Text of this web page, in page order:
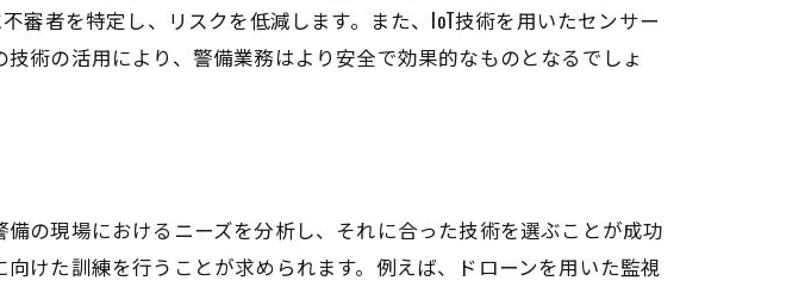
法
技術の可能性
技術
術の適用例
技術
を秘めた技術
審者を特定し、リスクを低減します。また、IoT技術を用いたセンサー
術の活用により、警備業務はより安全で効果的なものとなるでしょ
の現場におけるニーズを分析し、それに合った技術を選ぶことが成功
けた訓練を行うことが求められます。例えば、ドローンを用いた監視